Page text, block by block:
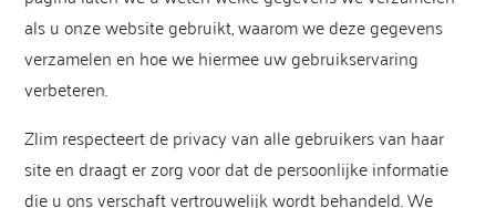
als u onze website gebruikt, waarom we deze gegevens
verzamelen en hoe we hiermee uw gebruikservaring
verbeteren.
Zlim respecteert de privacy van alle gebruikers van haar
site en draagt er zorg voor dat de persoonlijke informatie
die u ons verschaft vertrouwelijk wordt behandeld. We